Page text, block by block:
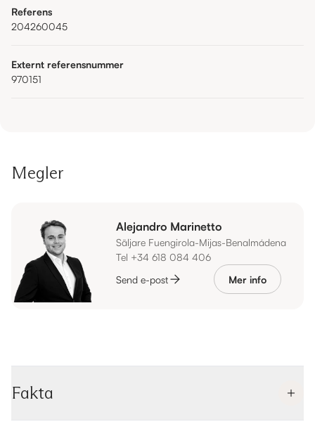
Referens
204260045
Externt referensnummer
970151
Megler
Alejandro Marinetto
Säljare Fuengirola-Mijas-Benalmádena
Tel +34 618 084 406
Send e-post
Mer info
Fakta